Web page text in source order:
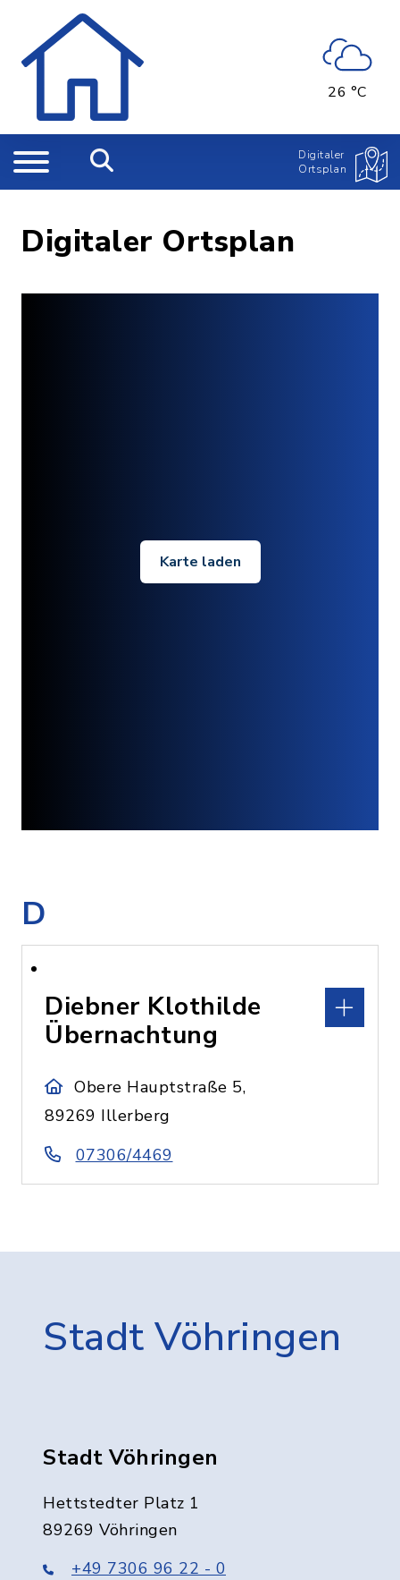
26 °C
Digitaler
Ortsplan
Digitaler Ortsplan
Karte laden
D
Diebner Klothilde
Übernachtung
Obere Hauptstraße 5,
89269 Illerberg
07306/4469
Stadt Vöhringen
Stadt Vöhringen
Hettstedter Platz 1
89269 Vöhringen
+49 7306 96 22 - 0